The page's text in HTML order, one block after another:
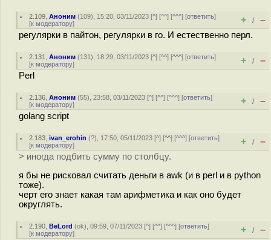
2.109 ,Аноним (109), 15:20, 03/11/2023 [^] [^^] [^^^] [ответить]
[к модератору] + / –
регулярки в пайтон, регулярки в го. И естественно перл.
2.131 ,Аноним (131), 18:29, 03/11/2023 [^] [^^] [^^^] [ответить]
[к модератору] + / –
Perl
2.136 ,Аноним (55), 23:58, 03/11/2023 [^] [^^] [^^^] [ответить]
[к модератору] + / –
golang script
2.183 ,ivan_erohin (?), 17:50, 05/11/2023 [^] [^^] [^^^] [ответить]
[к модератору] + / –
> иногда подбить сумму по столбцу.
я бы не рисковал считать деньги в awk (и в perl и в python
тоже).
черт его знает какая там арифметика и как оно будет
округлять.
2.190 ,BeLord (ok), 09:59, 07/11/2023 [^] [^^] [^^^] [ответить]
[к модератору] + / –